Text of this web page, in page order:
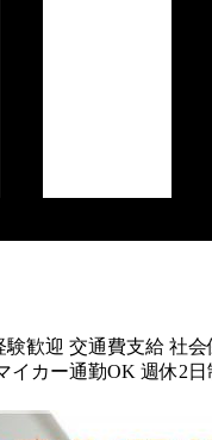
験歓迎 交通費支給 社会
イカー通勤OK 週休2日